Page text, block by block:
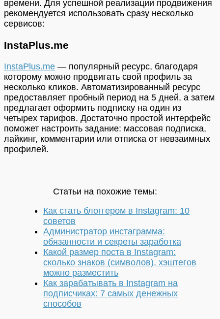
времени. Для успешной реализации продвижения
рекомендуется использовать сразу несколько
сервисов:
InstaPlus.me
InstaPlus.me — популярный ресурс, благодаря
которому можно продвигать свой профиль за
несколько кликов. Автоматизированный ресурс
предоставляет пробный период на 5 дней, а затем
предлагает оформить подписку на один из
четырех тарифов. Достаточно простой интерфейс
поможет настроить задание: массовая подписка,
лайкинг, комментарии или отписка от невзаимных
профилей.
Статьи на похожие темы:
Как стать блоггером в Instagram: 10
советов
Администратор инстаграмма:
обязанности и секреты заработка
Какой размер поста в Instagram:
сколько знаков (символов), хэштегов
можно разместить
Как зарабатывать в Instagram на
подписчиках: 7 самых денежных
способов